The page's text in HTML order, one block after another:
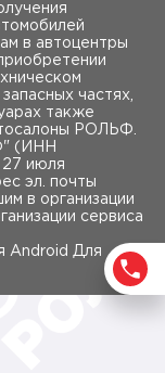
в автоцентры
частях,
также
РОЛЬФ.
(ИНН
июля
эл. почты
в организации
сервиса
Android Для